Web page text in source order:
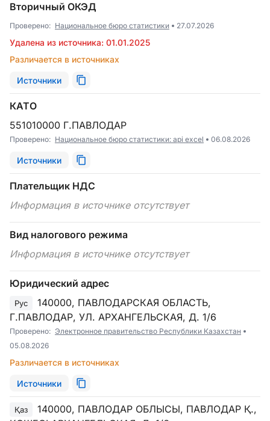
Вторичный ОКЭД
Проверено: Национальное бюро статистики 27.07.2026
Удалена из источника: 01.01.2025
Различается в источниках
Источники
КАТО
551010000 Г.ПАВЛОДАР
Проверено: Национальное бюро статистики: api excel 06.08.2026
Источники
Плательщик НДС
Информация в источнике отсутствует
Вид налогового режима
Информация в источнике отсутствует
Юридический адрес
Рус
140000, ПАВЛОДАРСКАЯ ОБЛАСТЬ,
Г.ПАВЛОДАР, УЛ. АРХАНГЕЛЬСКАЯ, Д. 1/6
Проверено: Электронное правительство Республики Казахстан
05.08.2026
Различается в источниках
Источники
Қаз
140000, ПАВЛОДАР ОБЛЫСЫ, ПАВЛОДАР Қ.,